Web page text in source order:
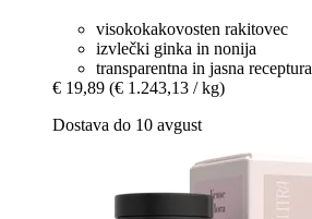
visokokakovosten rakitovec
izvlečki ginka in nonija
transparentna in jasna receptura
€ 19,89 (€ 1.243,13 / kg)
Dostava do 10 avgust